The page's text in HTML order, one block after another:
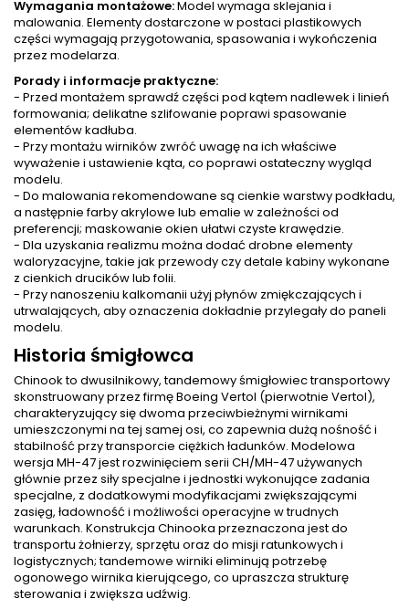
Wymagania montażowe:Model wymaga sklejania i
malowania. Elementy dostarczone w postaci plastikowych
części wymagają przygotowania, spasowania i wykończenia
przez modelarza.
Porady i informacje praktyczne:
- Przed montażem sprawdź części pod kątem nadlewek i linień
formowania; delikatne szlifowanie poprawi spasowanie
elementów kadłuba.
- Przy montażu wirników zwróć uwagę na ich właściwe
wyważenie i ustawienie kąta, co poprawi ostateczny wygląd
modelu.
- Do malowania rekomendowane są cienkie warstwy podkładu,
a następnie farby akrylowe lub emalie w zależności od
preferencji; maskowanie okien ułatwi czyste krawędzie.
- Dla uzyskania realizmu można dodać drobne elementy
waloryzacyjne, takie jak przewody czy detale kabiny wykonane
z cienkich drucików lub folii.
- Przy nanoszeniu kalkomanii użyj płynów zmiękczających i
utrwalających, aby oznaczenia dokładnie przylegały do paneli
modelu.
Historia śmigłowca
Chinook to dwusilnikowy, tandemowy śmigłowiec transportowy
skonstruowany przez firmę Boeing Vertol (pierwotnie Vertol),
charakteryzujący się dwoma przeciwbieżnymi wirnikami
umieszczonymi na tej samej osi, co zapewnia dużą nośność i
stabilność przy transporcie ciężkich ładunków. Modelowa
wersja MH-47 jest rozwinięciem serii CH/MH-47 używanych
głównie przez siły specjalne i jednostki wykonujące zadania
specjalne, z dodatkowymi modyfikacjami zwiększającymi
zasięg, ładowność i możliwości operacyjne w trudnych
warunkach. Konstrukcja Chinooka przeznaczona jest do
transportu żołnierzy, sprzętu oraz do misji ratunkowych i
logistycznych; tandemowe wirniki eliminują potrzebę
ogonowego wirnika kierującego, co upraszcza strukturę
sterowania i zwiększa udźwig.